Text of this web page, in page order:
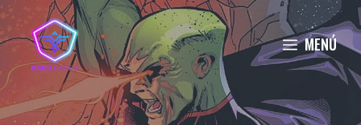
Saltar
al
contenido
MENÚ